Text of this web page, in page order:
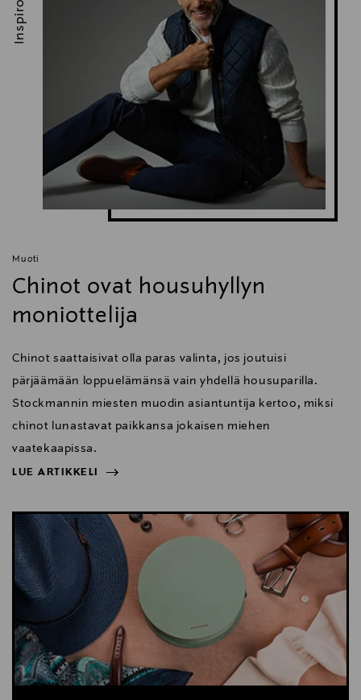
Muoti
Chinot ovat housuhyllyn
moniottelija
Chinot saattaisivat olla paras valinta, jos joutuisi
pärjäämään loppuelämänsä vain yhdellä housuparilla.
Stockmannin miesten muodin asiantuntija kertoo, miksi
chinot lunastavat paikkansa jokaisen miehen
vaatekaapissa.
LUE ARTIKKELI
LUE ARTIKKELI